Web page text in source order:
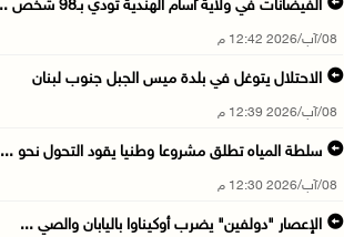
الفيضانات في ولاية آسام الهندية تودي بـ98 شخص ...
08/آب/2026 12:42 م
الاحتلال يتوغل في بلدة ميس الجبل جنوب لبنان
08/آب/2026 12:39 م
سلطة المياه تطلق مشروعا وطنيا يقود التحول نحو ...
08/آب/2026 12:30 م
الإعصار "دولفين" يضرب أوكيناوا باليابان والصي ...